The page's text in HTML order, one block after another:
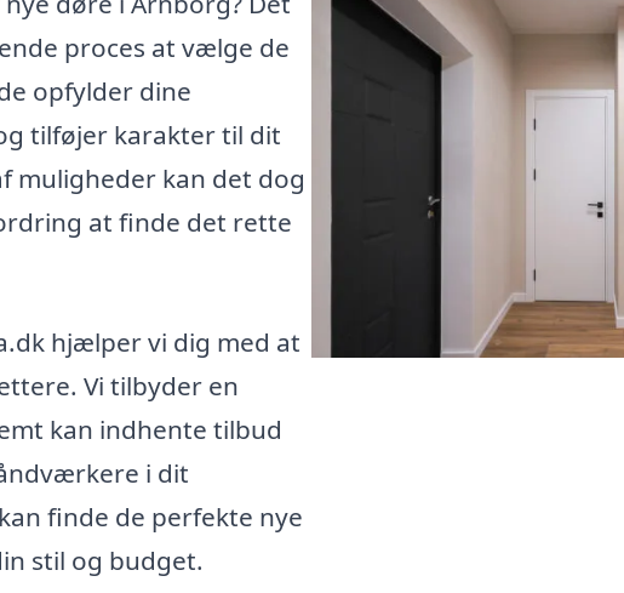
proces at vælge de
opfylder dine
tilføjer karakter til dit
muligheder kan det dog
at finde det rette
hjælper vi dig med at
Vi tilbyder en
kan indhente tilbud
i dit
finde de perfekte nye
stil og budget.